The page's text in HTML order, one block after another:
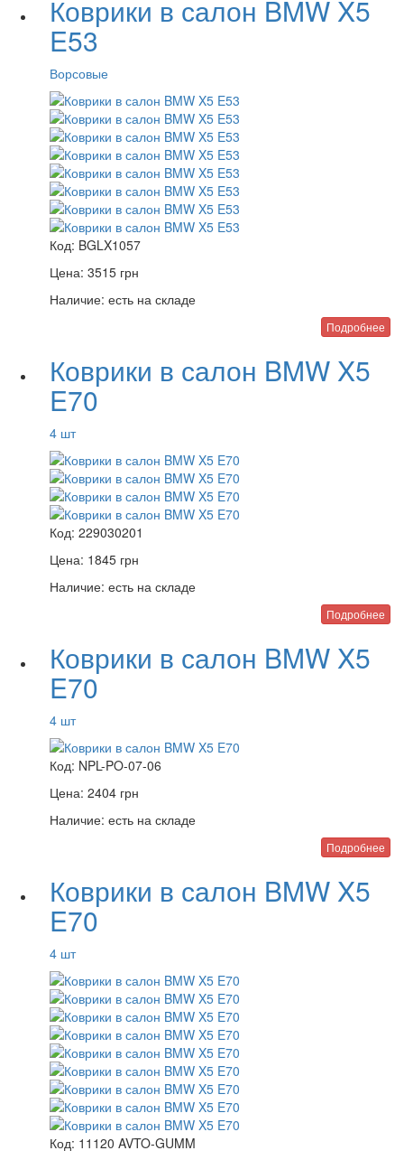
Коврики в салон BMW X5
E53
Ворсовые
Код: BGLX1057
Цена: 3515 грн
Наличие: есть на складе
Подробнее
Коврики в салон BMW X5
E70
4 шт
Код: 229030201
Цена: 1845 грн
Наличие: есть на складе
Подробнее
Коврики в салон BMW X5
E70
4 шт
Код: NPL-PO-07-06
Цена: 2404 грн
Наличие: есть на складе
Подробнее
Коврики в салон BMW X5
E70
4 шт
Код: 11120 AVTO-GUMM